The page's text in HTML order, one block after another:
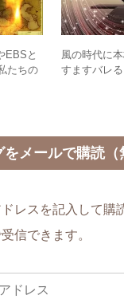
EBSと
たちの
風の時代に
すますバレ
をメールで購読（
ドレスを記入して購
信できます。